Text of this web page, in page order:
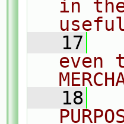
in
   17
even
   18